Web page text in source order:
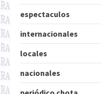
espectaculos
internacionales
locales
nacionales